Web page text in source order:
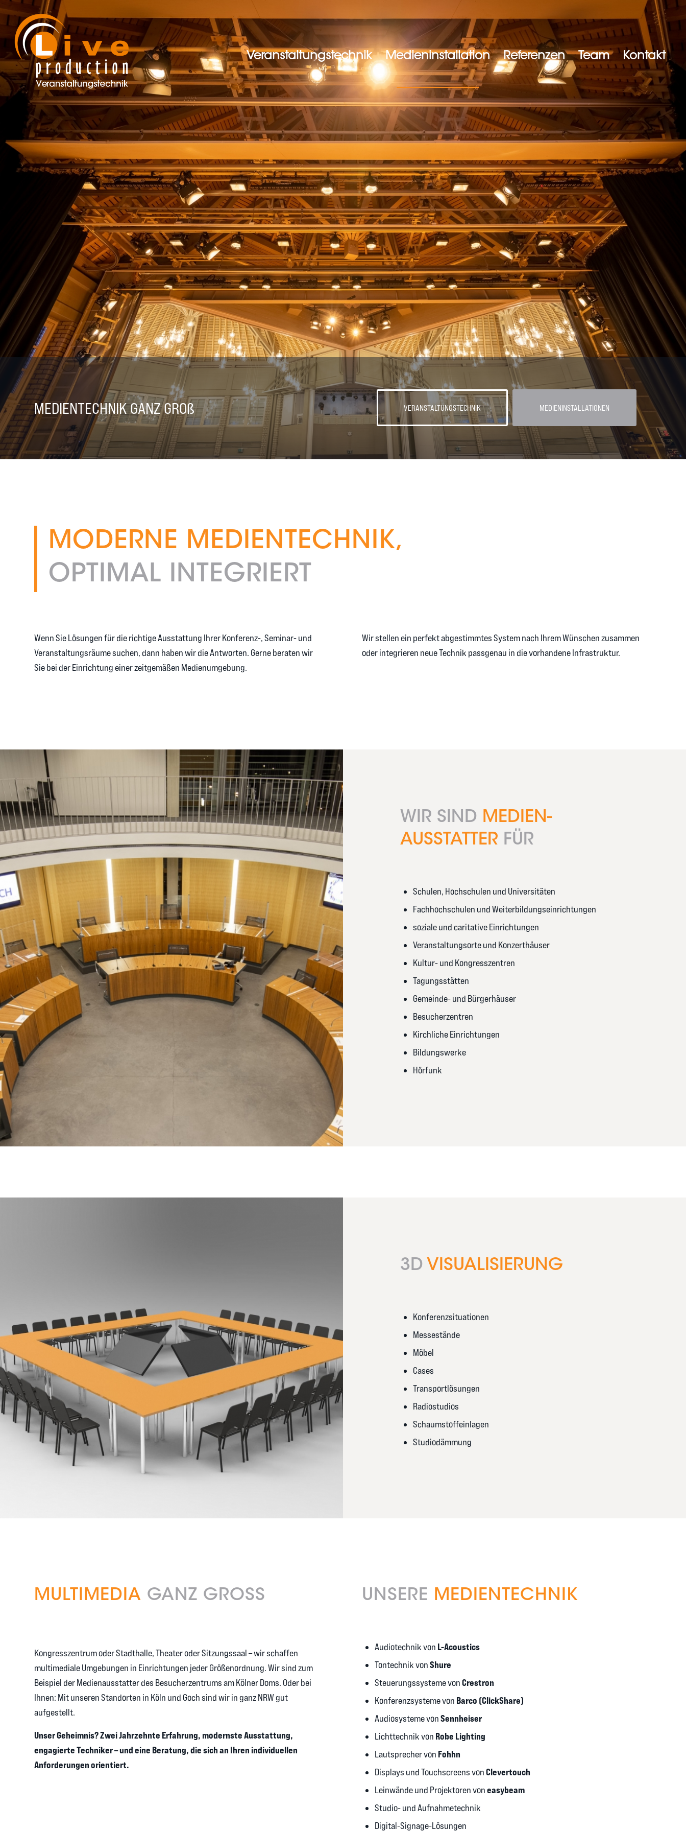
Veranstaltungstechnik Medieninstallation Referenzen Team Kontakt
MEDIENTECHNIK GANZ GROß VERANSTALTUNGSTECHNIK MEDIENINSTALLATIONEN
MODERNE MEDIENTECHNIK,
OPTIMAL INTEGRIERT
Wenn Sie Lösungen für die richtige Ausstattung Ihrer Konferenz-, Seminar- und
Veranstaltungsräume suchen, dann haben wir die Antworten. Gerne beraten wir
Sie bei der Einrichtung einer zeitgemäßen Medienumgebung.
Wir stellen ein perfekt abgestimmtes System nach Ihrem Wünschen zusammen
oder integrieren neue Technik passgenau in die vorhandene Infrastruktur.
WIR SIND MEDIEN-
AUSSTATTER FÜR
Schulen, Hochschulen und Universitäten
Fachhochschulen und Weiterbildungseinrichtungen
soziale und caritative Einrichtungen
Veranstaltungsorte und Konzerthäuser
Kultur- und Kongresszentren
Tagungsstätten
Gemeinde- und Bürgerhäuser
Besucherzentren
Kirchliche Einrichtungen
Bildungswerke
Hörfunk
3D VISUALISIERUNG
Konferenzsituationen
Messestände
Möbel
Cases
Transportlösungen
Radiostudios
Schaumstoffeinlagen
Studiodämmung
MULTIMEDIA GANZ GROSS
Kongresszentrum oder Stadthalle, Theater oder Sitzungssaal – wir schaffen
multimediale Umgebungen in Einrichtungen jeder Größenordnung. Wir sind zum
Beispiel der Medienausstatter des Besucherzentrums am Kölner Doms. Oder bei
Ihnen: Mit unseren Standorten in Köln und Goch sind wir in ganz NRW gut
aufgestellt.
Unser Geheimnis? Zwei Jahrzehnte Erfahrung, modernste Ausstattung,
engagierte Techniker – und eine Beratung, die sich an Ihren individuellen
Anforderungen orientiert.
UNSERE MEDIENTECHNIK
Audiotechnik von L-Acoustics
Tontechnik vonShure
Steuerungssysteme vonCrestron
Konferenzsysteme von Barco (ClickShare)
Audiosysteme vonSennheiser
Lichttechnik von Robe Lighting
Lautsprecher von Fohhn
Displays und Touchscreens vonClevertouch
Leinwände und Projektoren voneasybeam
Studio- und Aufnahmetechnik
Digital-Signage-Lösungen